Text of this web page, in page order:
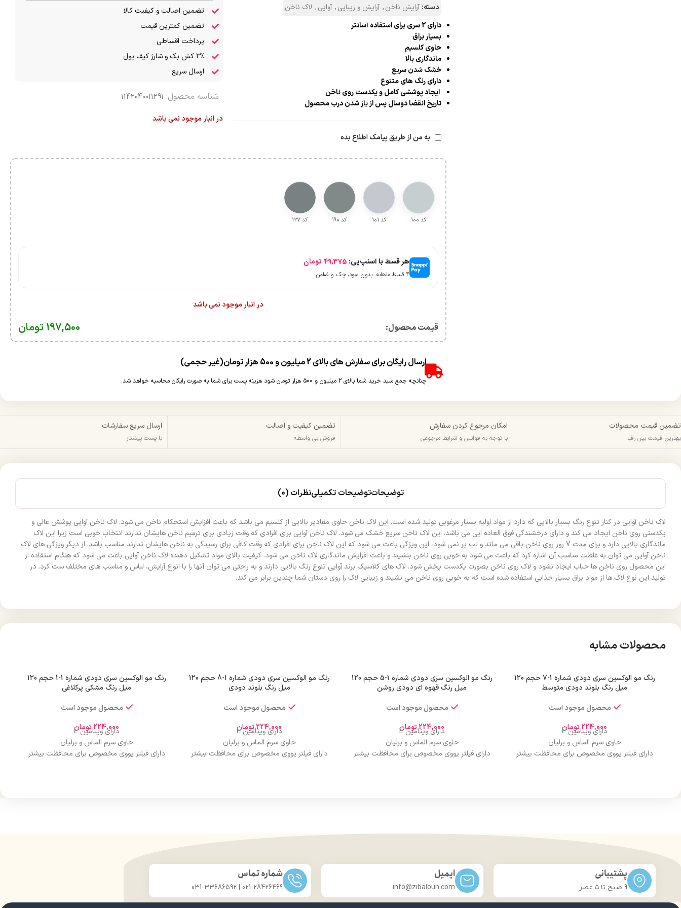
دسته: آرایش ناخن, آرایش و زیبایی, آوایی, لاک ناخن
دارای 2 سری برای استفاده آسانتر
بسیار براق
حاوی کلسیم
ماندگاری بالا
خشک شدن سریع
دارای رنگ های متنوع
ایجاد پوششی کامل و یکدست روی ناخن
تاریخ انقضا دوسال پس از باز شدن درب محصول
به من از طریق پیامک اطلاع بده
تضمین اصالت و کیفیت کالا
تضمین کمترین قیمت
پرداخت اقساطی
۳٪ کش بک و شارژ کیف پول
ارسال سریع
شناسه محصول: 1142040011291
در انبار موجود نمی باشد
کد 100 کد 101 کد 190 کد 127
هر قسط با اسنپ‌پی:49,375 تومان
۴ قسط ماهانه. بدون سود، چک و ضامن.
در انبار موجود نمی باشد
قیمت محصول:​ 197,500 تومان
ارسال رایگان برای سفارش های بالای 2 میلیون و 500 هزار تومان(غیر حجمی)
چنانچه جمع سبد خرید شما بالای 2 میلیون و 500 هزار تومان شود هزینه پست برای شما به صورت رایگان محاسبه خواهد شد.
تضمین قیمت محصولات
بهترین قیمت بین رقبا
امکان مرجوع کردن سفارش
با توجه به قوانین و شرایط مرجوعی
تضمین کیفیت و اصالت
فروش بی واسطه
ارسال سریع سفارشات
با پست پیشتاز
توضیحاتتوضیحات تکمیلینظرات (0)
لاک ناخن آوایی در کنار تنوع رنگ بسیار بالایی که دارد از مواد اولیه بسیار مرغوبی تولید شده است. این لاک ناخن حاوی مقادیر بالایی از کلسیم می باشد که باعث افزایش استحکام ناخن می شود. لاک ناخن آوایی پوشش عالی و
یکدستی روی ناخن ایجاد می کند و دارای درخشندگی فوق العاده ایی می باشد. این لاک ناخن سریع خشک می شود. لاک ناخن آوایی برای افرادی که وقت زیادی برای ترمیم ناخن هایشان ندارند انتخاب خوبی است زیرا این لاک
ماندگاری بالایی دارد و برای مدت 7 روز روی ناخن باقی می ماند و لب پر نمی شود، این ویژگی باعث می شود که این لاک ناخن برای افرادی که وقت کافی برای رسیدگی به ناخن هایشان ندارند مناسب باشد. از دیگر ویژگی های لاک
ناخن آوایی می توان به غلظت مناسب آن اشاره کرد که باعث می شود به خوبی روی ناخن بنشیند و باعث افزایش ماندگاری لاک ناخن می شود. کیفیت بالای مواد تشکیل دهنده لاک ناخن آوایی باعث می شود که هنگام استفاده از
این محصول روی ناخن ها حباب ایجاد نشود و لاک روی ناخن بصورت یکدست پخش شود. لاک های کلاسیک برند آوایی تنوع رنگ بالایی دارند و به راحتی می توان آنها را با انواع آرایش، لباس و مناسب های مختلف ست کرد. در
تولید این نوع لاک ها از مواد براق بسیار جذابی استفاده شده است که به خوبی روی ناخن می نشیند و زیبایی لاک را روی دستان شما چندین برابر می کند.
محصولات مشابه
رنگ مو الوکسین سری دودی شماره 1-7 حجم 120
میل رنگ بلوند دودی متوسط
محصول موجود است
224,000تومان
دارای ویتامین E
حاوی سرم الماس و برلیان
دارای فیلتر یووی مخصوص برای محافظت بیشتر
رنگ مو الوکسین سری دودی شماره 1-5 حجم 120
میل رنگ قهوه ای دودی روشن
محصول موجود است
224,000تومان
دارای ویتامین E
حاوی سرم الماس و برلیان
دارای فیلتر یووی مخصوص برای محافظت بیشتر
رنگ مو الوکسین سری دودی شماره 1-8 حجم 120
میل رنگ بلوند دودی
محصول موجود است
224,000تومان
دارای ویتامین E
حاوی سرم الماس و برلیان
دارای فیلتر یووی مخصوص برای محافظت بیشتر
رنگ مو الوکسین سری دودی شماره 1-1 حجم 120
میل رنگ مشکی پرکلاغی
محصول موجود است
224,000تومان
دارای ویتامین E
حاوی سرم الماس و برلیان
دارای فیلتر یووی مخصوص برای محافظت بیشتر
پشتیبانی
9 صبح تا ۵ عصر
ایمیل
info@zibaloun.com
شماره تماس
021-28426469 | 031-33686592